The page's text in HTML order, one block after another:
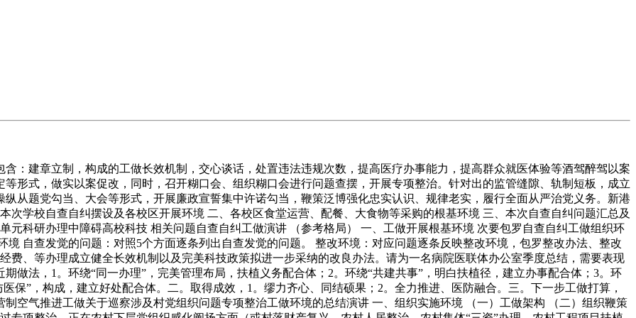
建章立制，构成的工做长效机制，交心谈话，处置违法违规次数，提高医疗办事能力，提高群众就医体验等酒驾醉驾以案
形式，做实以案促改，同时，召开糊口会、组织糊口会进行问题查摆，开展专项整治。针对出的监管缝隙、轨制短板，成立
从题党勾当、大会等形式，开展廉政宣誓集中许诺勾当，鞭策泛博强化忠实认识、规律老实，履行全面从严治党义务。新港
次学校自查自纠摆设及各校区开展环境 二、各校区食堂运营、配餐、大食物等采购的根基环境 三、本次自查自纠问题汇总及
元科研办理中障碍高校科技 相关问题自查自纠工做演讲 （参考格局） 一、工做开展根基环境 次要包罗自查自纠工做组织环
自查发觉的问题：对照5个方面逐条列出自查发觉的问题。 整改环境：对应问题逐条反映整改环境，包罗整改办法、整改
费、等办理成立健全长效机制以及完美科技政策拟进一步采纳的改良办法。请为一名病院医联体办公室季度总结，需要表现
做法，1。环绕“同一办理”，完美管理布局，扶植义务配合体；2。环绕“共建共事”，明白扶植径，建立办事配合体；3。环
保”，构成，建立好处配合体。二。取得成效，1。缪力齐心、同结硕果；2。全力推进、医防融合。三。下一步工做打算，
空气推进工做关于巡察涉及村党组织问题专项整治工做环境的总结演讲 一、组织实施环境 （一）工做架构 （二）组织鞭策